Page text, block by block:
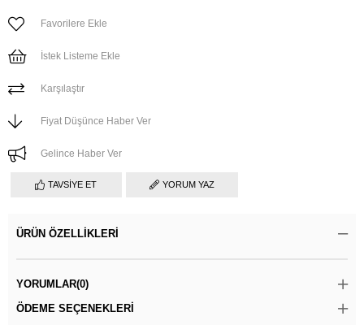
Favorilere Ekle
İstek Listeme Ekle
Karşılaştır
Fiyat Düşünce Haber Ver
Gelince Haber Ver
TAVSIYE ET YORUM YAZ
ÜRÜN ÖZELLIKLERI
YORUMLAR(0)
ÖDEME SEÇENEKLERI